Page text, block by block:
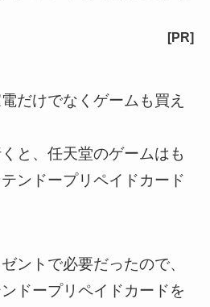
だけでなくゲームも買え
と、任天堂のゲームはも
ンドープリペイドカード
ントで必要だったので、
ドープリペイドカードを